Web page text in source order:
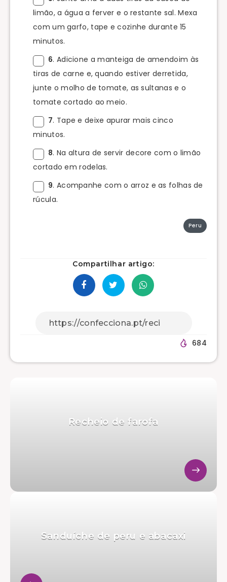
limão, a água a ferver e o restante sal. Mexa
com um garfo, tape e cozinhe durante 15
minutos.
6. Adicione a manteiga de amendoim às
tiras de carne e, quando estiver derretida,
junte o molho de tomate, as sultanas e o
tomate cortado ao meio.
7. Tape e deixe apurar mais cinco
minutos.
8. Na altura de servir decore com o limão
cortado em rodelas.
9. Acompanhe com o arroz e as folhas de
rúcula.
Peru
Compartilhar artigo:
684
Recheio de farofa
Sanduíche de peru e abacaxi